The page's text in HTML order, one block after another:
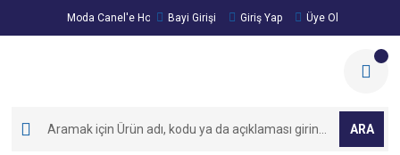
Moda Canel'e Hoşgeldiniz!
Bayi Girişi Giriş Yap Üye Ol
ARA